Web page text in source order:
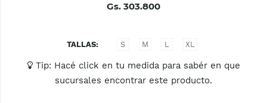
Gs. 303.800
TALLAS S M L XL
Tip: Hacé click en tu medida para sabér en que
sucursales encontrar este producto.